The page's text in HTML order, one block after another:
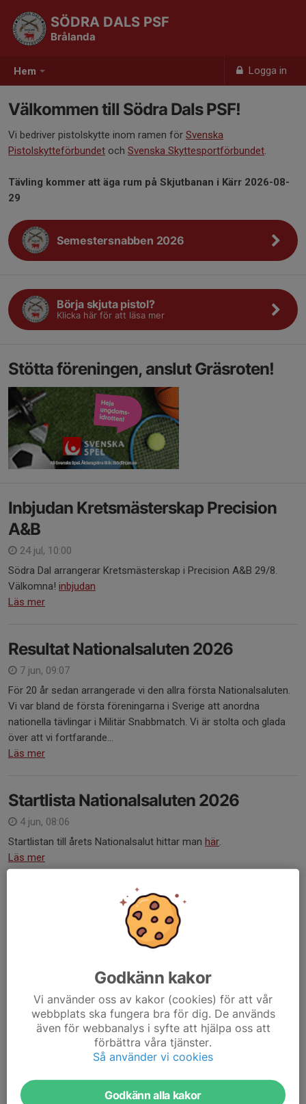
Hem Logga in
SÖDRA DALS PSF
Brålanda
Välkommen till Södra Dals PSF!
Vi bedriver pistolskytte inom ramen för Svenska
Pistolskytteförbundet och Svenska Skyttesportförbundet.
Tävling kommer att äga rum på Skjutbanan i Kärr 2026-08-
29
Semestersnabben 2026
Börja skjuta pistol?
Klicka här för att läsa mer
Stötta föreningen, anslut Gräsroten!
Inbjudan Kretsmästerskap Precision
A&B
24 jul, 10:00
Södra Dal arrangerar Kretsmästerskap i Precision A&B 29/8.
Välkomna! inbjudan
Läs mer
Resultat Nationalsaluten 2026
7 jun, 09:07
För 20 år sedan arrangerade vi den allra första Nationalsaluten.
Vi var bland de första föreningarna i Sverige att anordna
nationella tävlingar i Militär Snabbmatch. Vi är stolta och glada
över att vi fortfarande...
Läs mer
Startlista Nationalsaluten 2026
4 jun, 08:06
Startlistan till årets Nationalsalut hittar man här.
Läs mer
Semestersnabben 2026
Semestersnabben 2026 finns nu tillgänglig på sdpsf.se
Godkänn kakor
Vi använder oss av kakor (cookies) för att vår
webbplats ska fungera bra för dig. De används
även för webbanalys i syfte att hjälpa oss att
förbättra våra tjänster.
Så använder vi cookies
Godkänn alla kakor